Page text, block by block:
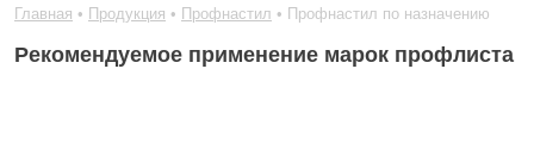
Главная Продукция Профнастил Профнастил по назначению
Рекомендуемое применение марок профлиста